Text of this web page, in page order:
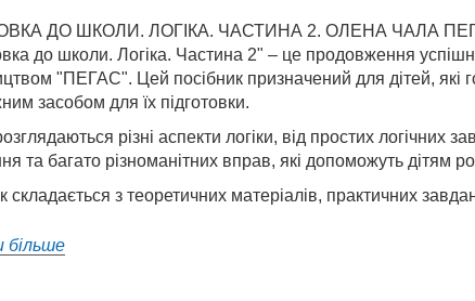
ДО ШКОЛИ. ЛОГІКА. ЧАСТИНА 2. ОЛЕНА ЧАЛА
до школи. Логіка. Частина 2" – це продовження
"ПЕГАС". Цей посібник призначений для дітей, які
засобом для їх підготовки.
різні аспекти логіки, від простих логічних
та багато різноманітних вправ, які допоможуть дітям
складається з теоретичних матеріалів, практичних